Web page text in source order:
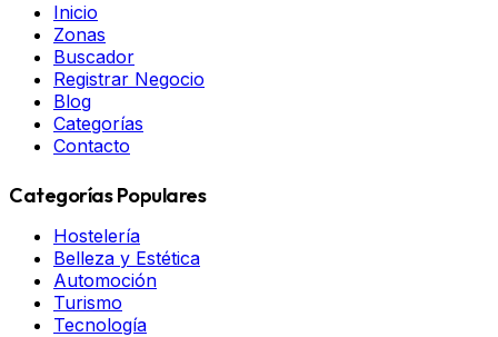
Inicio
Zonas
Buscador
Registrar Negocio
Blog
Categorías
Contacto
Categorías Populares
Hostelería
Belleza y Estética
Automoción
Turismo
Tecnología